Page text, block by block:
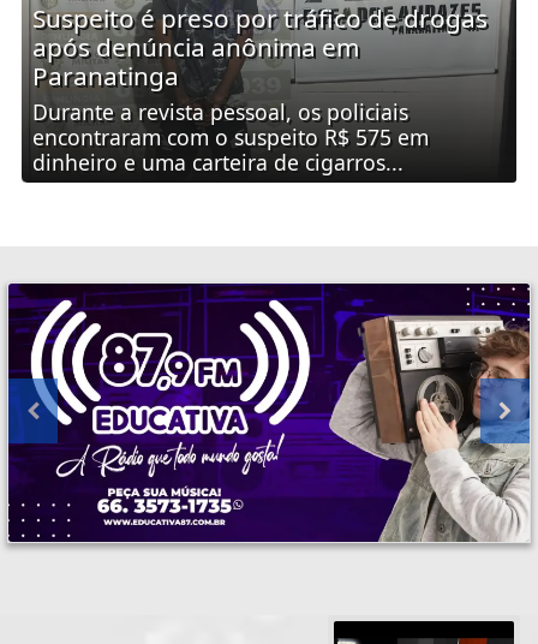
Suspeito é preso por tráfico de drogas
após denúncia anônima em
Paranatinga
Durante a revista pessoal, os policiais
encontraram com o suspeito R$ 575 em
dinheiro e uma carteira de cigarros...